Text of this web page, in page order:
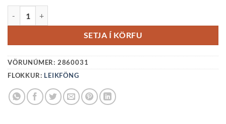
SETJA Í KÖRFU
VÖRUNÚMER: 2860031
FLOKKUR: LEIKFÖNG